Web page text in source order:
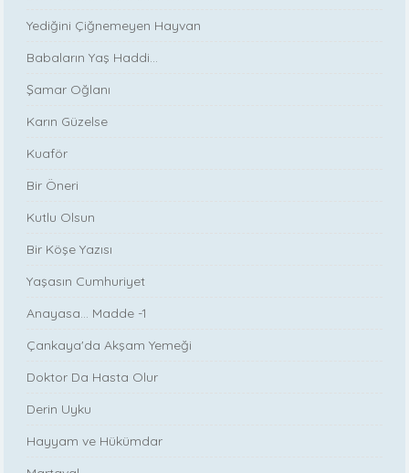
Yediğini Çiğnemeyen Hayvan
Babaların Yaş Haddi...
Şamar Oğlanı
Karın Güzelse
Kuaför
Bir Öneri
Kutlu Olsun
Bir Köşe Yazısı
Yaşasın Cumhuriyet
Anayasa... Madde -1
Çankaya'da Akşam Yemeği
Doktor Da Hasta Olur
Derin Uyku
Hayyam ve Hükümdar